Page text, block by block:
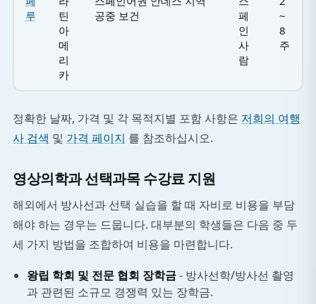
루
틴
아
메
리
카
공중 보건
페
인
사
람
~
8
주
정확한 날짜, 가격 및 각 목적지별 포함 사항은 저희의 여행
사 검색 및 가격 페이지 를 참조하십시오.
영상의학과 선택과목 수강료 지원
해외에서 방사선과 선택 실습을 할 때 자비로 비용을 부담
해야 하는 경우는 드뭅니다. 대부분의 학생들은 다음 중 두
세 가지 방법을 조합하여 비용을 마련합니다.
왕립 학회 및 전문 협회 장학금- 방사선학/방사선 촬영
과 관련된 소규모 경쟁력 있는 장학금.